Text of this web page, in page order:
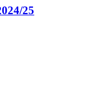
25